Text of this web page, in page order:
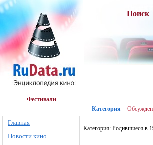
Фестивали
Главная
Новости кино
Поиск
Категория
Категория: Родившиеся в